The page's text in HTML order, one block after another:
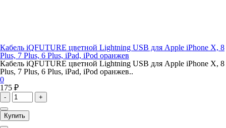
Кабель iQFUTURE цветной Lightning USB для Apple iPhone X, 8
Plus, 7 Plus, 6 Plus, iPad, iPod оранжев
Кабель iQFUTURE цветной Lightning USB для Apple iPhone X, 8
Plus, 7 Plus, 6 Plus, iPad, iPod оранжев..
0
175 ₽
- +
Купить